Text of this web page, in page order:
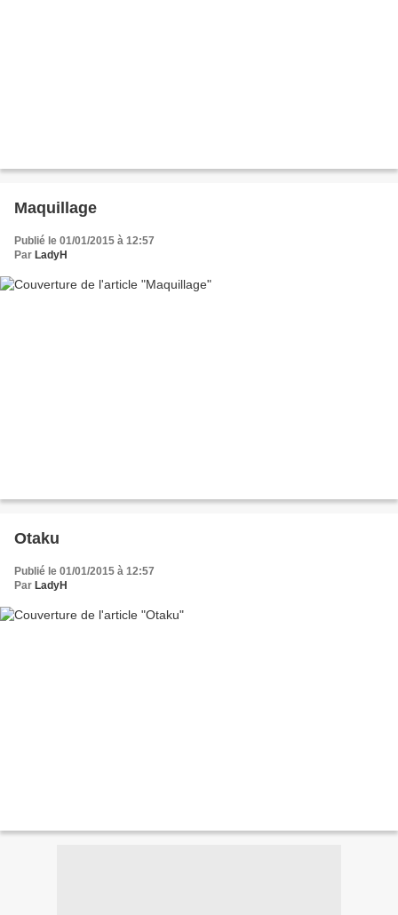
Maquillage
Publié le 01/01/2015 à 12:57
Par LadyH
Otaku
Publié le 01/01/2015 à 12:57
Par LadyH